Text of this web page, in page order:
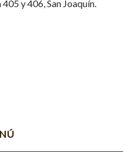
y 406, San Joaquín.